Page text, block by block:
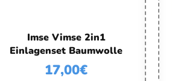
Imse Vimse 2in1
Einlagenset Baumwolle
17,00€